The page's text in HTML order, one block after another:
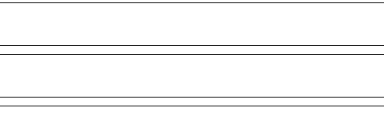
offerte en LSQ pour la saison 2026-2027